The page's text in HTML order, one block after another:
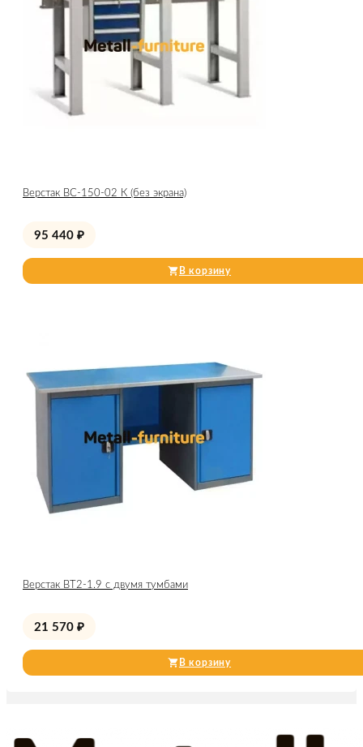
Верстак ВС-150-02 К (без экрана)
95 440 ₽
В корзину
Верстак ВТ2-1.9 с двумя тумбами
21 570 ₽
В корзину